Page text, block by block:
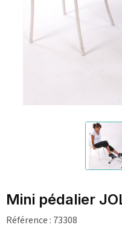
Mini pédalier
Référence : 73308